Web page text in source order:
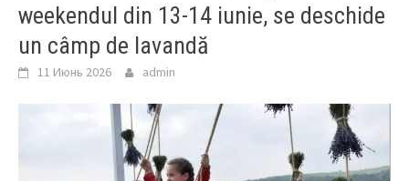
weekendul din 13-14 iunie, se deschide
un câmp de lavandă
11 Июнь 2026 admin